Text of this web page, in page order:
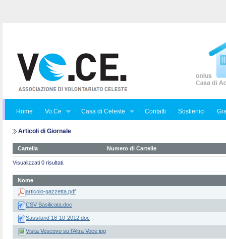
Home Vo.Ce Casa di Celeste Contatti Sostienici
Articoli di Giornale
Cartella Numero di Cartelle
Visualizzati 0 risultati.
Nome
articolo-gazzetta.pdf
CSV Basilicata.doc
Sassiland 18-10-2012.doc
Visita Vescovo su l'Altra Voce.jpg